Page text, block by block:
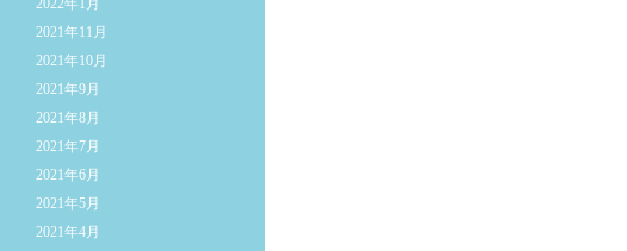
2022年1月
2021年11月
2021年10月
2021年9月
2021年8月
2021年7月
2021年6月
2021年5月
2021年4月